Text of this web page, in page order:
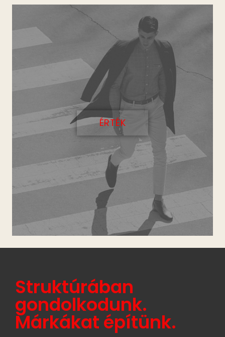
ÉRTÉK
Struktúrában
gondolkodunk.
Márkákat építünk.